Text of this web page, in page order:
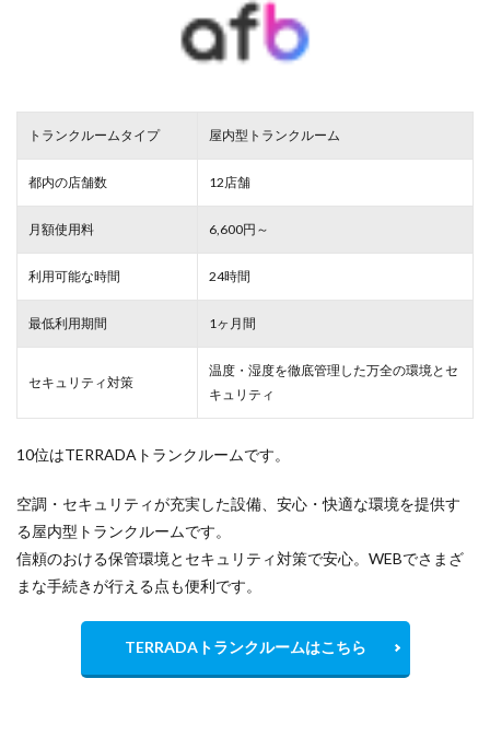
トランクルームタイプ 屋内型トランクルーム
都内の店舗数 12店舗
月額使用料 6,600円～
利用可能な時間 24時間
最低利用期間 1ヶ月間
セキュリティ対策
温度・湿度を徹底管理した万全の環境とセ
キュリティ
10位はTERRADAトランクルームです。
空調・セキュリティが充実した設備、安心・快適な環境を提供す
る屋内型トランクルームです。
信頼のおける保管環境とセキュリティ対策で安心。WEBでさまざ
まな手続きが行える点も便利です。
TERRADAトランクルームはこちら